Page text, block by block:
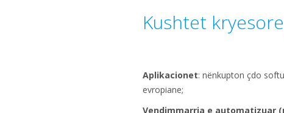
Kushtet
Aplikacionet: nënkupton çdo
evropiane;
Vendimmarrja e automatizuar